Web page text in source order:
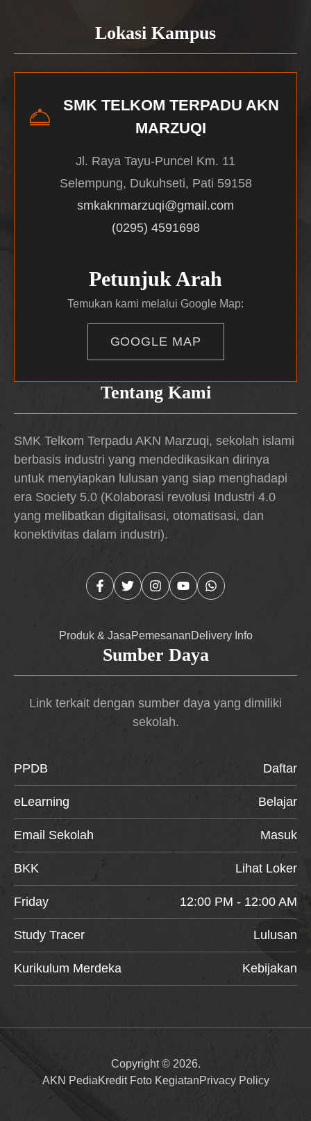
Tentang Kami
SMK Telkom Terpadu AKN Marzuqi, sekolah islami
berbasis industri yang mendedikasikan dirinya
untuk menyiapkan lulusan yang siap menghadapi
era Society 5.0 (Kolaborasi revolusi Industri 4.0
yang melibatkan digitalisasi, otomatisasi, dan
konektivitas dalam industri).
Produk & JasaPemesananDelivery Info
Lokasi Kampus
SMK TELKOM TERPADU AKN
MARZUQI
Jl. Raya Tayu-Puncel Km. 11
Selempung, Dukuhseti, Pati 59158
smkaknmarzuqi@gmail.com
(0295) 4591698
Petunjuk Arah
Temukan kami melalui Google Map:
GOOGLE MAP
Sumber Daya
Link terkait dengan sumber daya yang dimiliki
sekolah.
PPDB Daftar
eLearning Belajar
Email Sekolah Masuk
BKK Lihat Loker
Friday 12:00 PM - 12:00 AM
Study Tracer Lulusan
Kurikulum Merdeka Kebijakan
Copyright © 2026.
AKN PediaKredit Foto KegiatanPrivacy Policy